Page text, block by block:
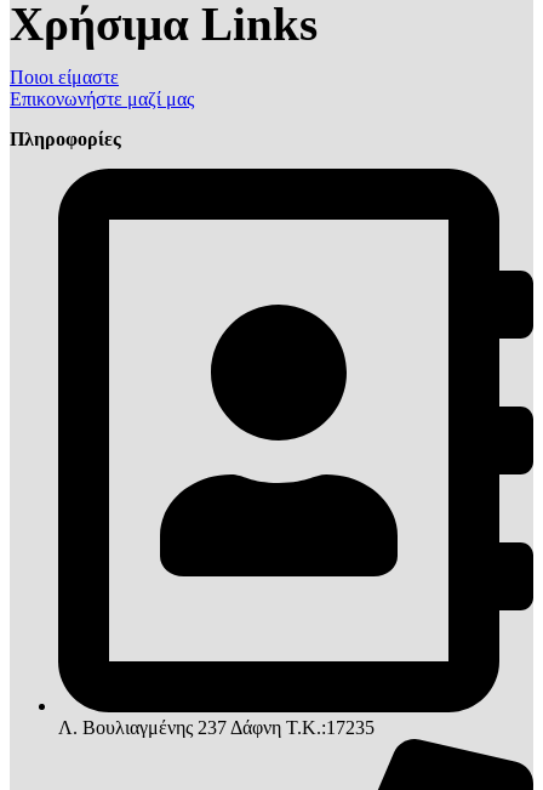
Χρήσιμα Links
Ποιοι είμαστε
Επικονωνήστε μαζί μας
Πληροφορίες
Λ. Βουλιαγμένης 237 Δάφνη T.K.:17235